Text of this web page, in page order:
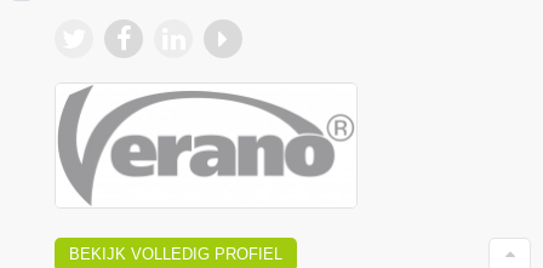
BEKIJK VOLLEDIG PROFIEL